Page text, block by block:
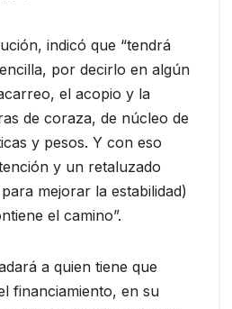
indicó que “tendrá
por decirlo en algún
el acopio y la
de coraza, de núcleo de
y pesos. Y con eso
y un retaluzado
mejorar la estabilidad)
el camino”.
a quien tiene que
financiamiento, en su